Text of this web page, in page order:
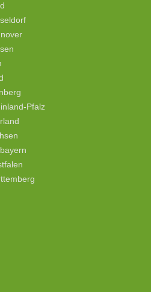
Pfalz